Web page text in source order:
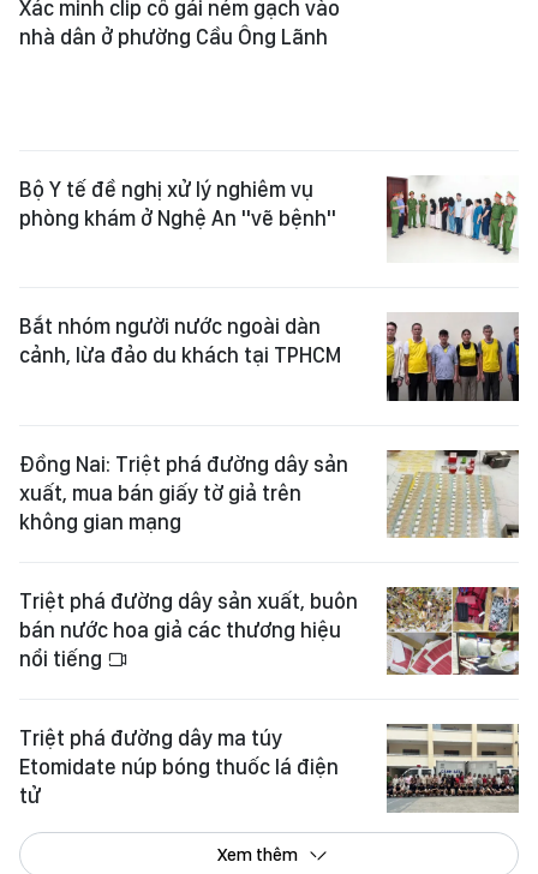
Bộ Y tế đề nghị xử lý nghiêm vụ
Bắt nhóm người nước ngoài dàn
cảnh, lừa đảo du khách tại TPHCM
Đồng Nai: Triệt phá đường dây sản
xuất, mua bán giấy tờ giả trên
Triệt phá đường dây sản xuất, buôn
bán nước hoa giả các thương hiệu
nổi tiếng
Triệt phá đường dây ma túy
Etomidate núp bóng thuốc lá điện
tử